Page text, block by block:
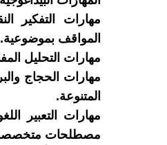
مهارات التفكير
المواقف بموضوعية.
مهارات التحليل
مهارات الحجاج
المتنوعة.
مهارات التعبير
مصطلحات